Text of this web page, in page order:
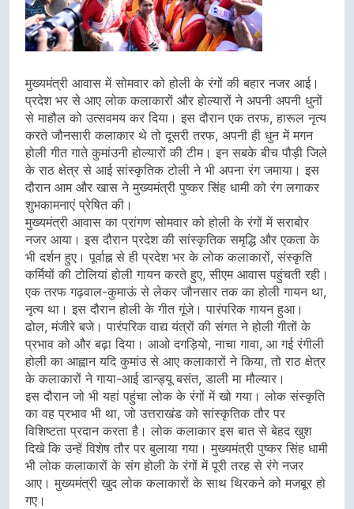
मुख्यमंत्री आवास में सोमवार को होली के रंगों की बहार नजर आई।
प्रदेश भर से आए लोक कलाकारों और होल्यारों ने अपनी अपनी धुनों
से माहौल को उत्सवमय कर दिया। इस दौरान एक तरफ, हारूल नृत्य
करते जौनसारी कलाकार थे तो दूसरी तरफ, अपनी ही धुन में मगन
होली गीत गाते कुमांउनी होल्यारों की टीम। इन सबके बीच पौड़ी जिले
के राठ क्षेत्र से आई सांस्कृतिक टोली ने भी अपना रंग जमाया। इस
दौरान आम और खास ने मुख्यमंत्री पुष्कर सिंह धामी को रंग लगाकर
शुभकामनाएं प्रेषित की।
मुख्यमंत्री आवास का प्रांगण सोमवार को होली के रंगों में सराबोर
नजर आया। इस दौरान प्रदेश की सांस्कृतिक समृद्धि और एकता के
भी दर्शन हुए। पूर्वाह्न से ही प्रदेश भर के लोक कलाकारों, संस्कृति
कर्मियों की टोलियां होली गायन करते हुए, सीएम आवास पहुंचती रही।
एक तरफ गढ़वाल-कुमाऊं से लेकर जौनसार तक का होली गायन था,
नृत्य था। इस दौरान होली के गीत गूंजे। पारंपरिक गायन हुआ।
ढोल, मंजीरे बजे। पारंपरिक वाद्य यंत्रों की संगत ने होली गीतों के
प्रभाव को और बढ़ा दिया। आओ दगड़ियो, नाचा गावा, आ गई रंगीली
होली का आह्वान यदि कुमांउ से आए कलाकारों ने किया, तो राठ क्षेत्र
के कलाकारों ने गाया-आई डान्ड्यू बसंत, डाली मा मौल्यार।
इस दौरान जो भी यहां पहुंचा लोक के रंगों में खो गया। लोक संस्कृति
का वह प्रभाव भी था, जो उत्तराखंड को सांस्कृतिक तौर पर
विशिष्टता प्रदान करता है। लोक कलाकार इस बात से बेहद खुश
दिखे कि उन्हें विशेष तौर पर बुलाया गया। मुख्यमंत्री पुष्कर सिंह धामी
भी लोक कलाकारों के संग होली के रंगों में पूरी तरह से रंगे नजर
आए। मुख्यमंत्री खुद लोक कलाकारों के साथ थिरकने को मजबूर हो
गए।